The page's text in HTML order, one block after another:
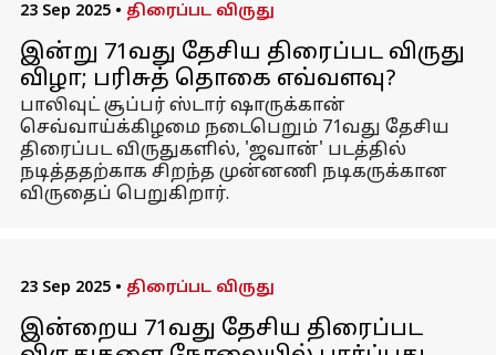
23 Sep 2025 • திரைப்பட விருது
இன்று 71வது தேசிய திரைப்பட விருது
விழா; பரிசுத் தொகை எவ்வளவு?
பாலிவுட் சூப்பர் ஸ்டார் ஷாருக்கான்
செவ்வாய்க்கிழமை நடைபெறும் 71வது தேசிய
திரைப்பட விருதுகளில், 'ஜவான்' படத்தில்
நடித்ததற்காக சிறந்த முன்னணி நடிகருக்கான
விருதைப் பெறுகிறார்.
23 Sep 2025 • திரைப்பட விருது
இன்றைய 71வது தேசிய திரைப்பட